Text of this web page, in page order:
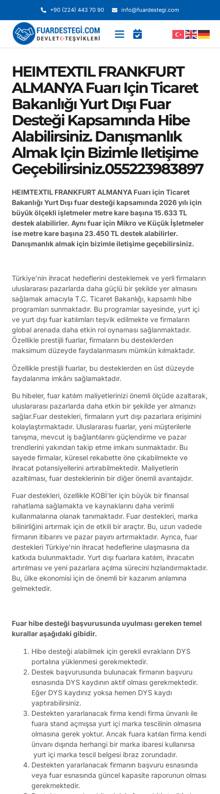
+90 (224) 443 70 90 info@fuardestegi.com
HEIMTEXTIL FRANKFURT
ALMANYA Fuarı Için Ticaret
Bakanlığı Yurt Dışı Fuar
Desteği Kapsamında Hibe
Alabilirsiniz. Danışmanlık
Almak Için Bizimle Iletişime
Geçebilirsiniz.055223983897
HEIMTEXTIL FRANKFURT ALMANYA Fuarı için Ticaret
Bakanlığı Yurt Dışı fuar desteği kapsamında 2026 yılı için
büyük ölçekli işletmeler metre kare başına 15.633 TL
destek alabilirler. Aynı fuar için Mikro ve Küçük İşletmeler
ise metre kare başına 23.450 TL destek alabilirler.
Danışmanlık almak için bizimle iletişime geçebilirsiniz.
Türkiye’nin ihracat hedeflerini desteklemek ve yerli firmaların
uluslararası pazarlarda daha güçlü bir şekilde yer almasını
sağlamak amacıyla T.C. Ticaret Bakanlığı, kapsamlı hibe
programları sunmaktadır. Bu programlar sayesinde, yurt içi
ve yurt dışı fuar katılımları teşvik edilmekte ve firmaların
global arenada daha etkin rol oynaması sağlanmaktadır.
Özellikle prestijli fuarlar, firmaların bu desteklerden
maksimum düzeyde faydalanmasını mümkün kılmaktadır.
Özellikle prestijli fuarlar, bu desteklerden en üst düzeyde
faydalanma imkânı sağlamaktadır.
Bu hibeler, fuar katılım maliyetlerinizi önemli ölçüde azaltarak,
uluslararası pazarlarda daha etkin bir şekilde yer almanızı
sağlar.Fuar destekleri, firmaların yurt dışı pazarlara erişimini
kolaylaştırmaktadır. Uluslararası fuarlar, yeni müşterilerle
tanışma, mevcut iş bağlantılarını güçlendirme ve pazar
trendlerini yakından takip etme imkanı sunmaktadır. Bu
sayede firmalar, küresel rekabette öne çıkabilmekte ve
ihracat potansiyellerini artırabilmektedir. Maliyetlerin
azaltılması, fuar desteklerinin bir diğer önemli avantajıdır.
Fuar destekleri, özellikle KOBİ’ler için büyük bir finansal
rahatlama sağlamakta ve kaynaklarını daha verimli
kullanmalarına olanak tanımaktadır. Fuar destekleri, marka
bilinirliğini artırmak için de etkili bir araçtır. Bu, uzun vadede
firmanın itibarını ve pazar payını artırmaktadır. Ayrıca, fuar
destekleri Türkiye’nin ihracat hedeflerine ulaşmasına da
katkıda bulunmaktadır. Yurt dışı fuarlara katılım, ihracatın
artırılması ve yeni pazarlara açılma sürecini hızlandırmaktadır.
Bu, ülke ekonomisi için de önemli bir kazanım anlamına
gelmektedir.
Fuar hibe desteği başvurusunda uyulması gereken temel
kurallar aşağıdaki gibidir.
Hibe desteği alabilmek için gerekli evrakların DYS
portalına yüklenmesi gerekmektedir.
Destek başvurusunda bulunacak firmanın başvuru
esnasında DYS kaydının aktif olması gerekmektedir.
Eğer DYS kaydınız yoksa hemen DYS kaydı
yaptırabilirsiniz.
Destekten yararlanacak firma kendi firma ünvanlı ile
fuara stand açmışsa yurt içi marka tescilinin olmasına
olmasına gerek yoktur. Ancak fuara katılan firma kendi
ünvanı dışında herhangi bir marka ibaresi kullanırsa
yurt içi marka tescil belgesi ibraz zorundadır.
Destekten yararlanacak firmanın başvuru esnasında
veya fuar esnasında güncel kapasite raporunun olması
gerekmektedir.